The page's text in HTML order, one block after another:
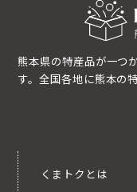
熊本県の特産品が一つ
す。全国各地に熊本の
くまトクとは